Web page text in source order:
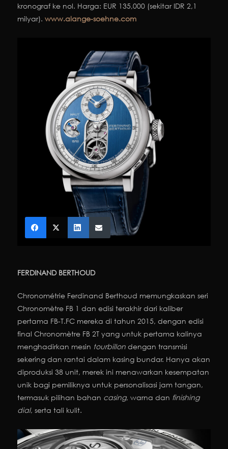
kronograf ke nol. Harga: EUR 135,000 (sekitar IDR 2,1
milyar). www.alange-soehne.com
FERDINAND BERTHOUD
Chronométrie Ferdinand Berthoud memungkaskan seri
Chronomètre FB 1 dan edisi terakhir dari kaliber
pertama FB-T.FC mereka di tahun 2015, dengan edisi
final Chronomètre FB 2T yang untuk pertama kalinya
menghadirkan mesin tourbillon dengan transmisi
sekering dan rantai dalam kasing bundar. Hanya akan
diproduksi 38 unit, merek ini menawarkan kesempatan
unik bagi pemiliknya untuk personalisasi jam tangan,
termasuk pilihan bahan casing, warna dan finishing
dial, serta tali kulit.